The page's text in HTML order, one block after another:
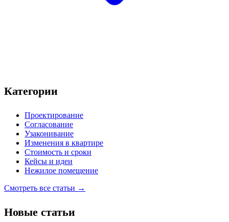
Категории
Проектирование
Согласование
Узаконивание
Изменения в квартире
Стоимость и сроки
Кейсы и идеи
Нежилое помещение
Смотреть все статьи →
Новые статьи